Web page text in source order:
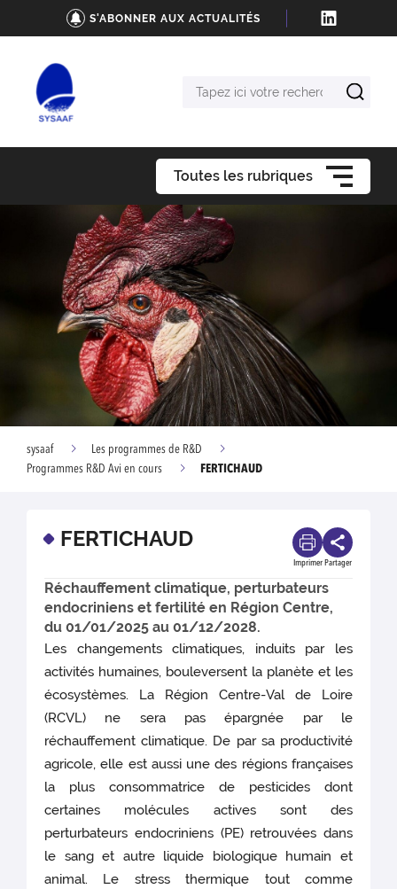
S'ABONNER AUX ACTUALITÉS
Toutes les rubriques
sysaaf
Les programmes de R&D
Programmes R&D Avi en cours
FERTICHAUD
FERTICHAUD
Imprimer Partager
Réchauffement climatique, perturbateurs
endocriniens et fertilité en Région Centre,
du 01/01/2025 au 01/12/2028.
Les changements climatiques, induits par les
activités humaines, bouleversent la planète et les
écosystèmes. La Région Centre-Val de Loire
(RCVL) ne sera pas épargnée par le
réchauffement climatique. De par sa productivité
agricole, elle est aussi une des régions françaises
la plus consommatrice de pesticides dont
certaines molécules actives sont des
perturbateurs endocriniens (PE) retrouvées dans
le sang et autre liquide biologique humain et
animal. Le stress thermique tout comme